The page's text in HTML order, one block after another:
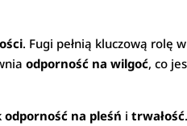
. Fugi pełnią kluczową rolę
odporność na wilgoć, co
odporność na pleśń itrwałość